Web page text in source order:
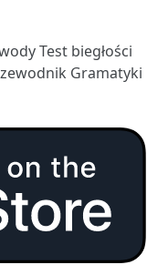
Test biegłości
Gramatyki